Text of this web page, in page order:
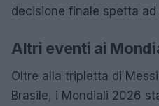
decisione finale spetta
Altri eventi ai
Oltre alla tripletta di
Brasile, i Mondiali 2026